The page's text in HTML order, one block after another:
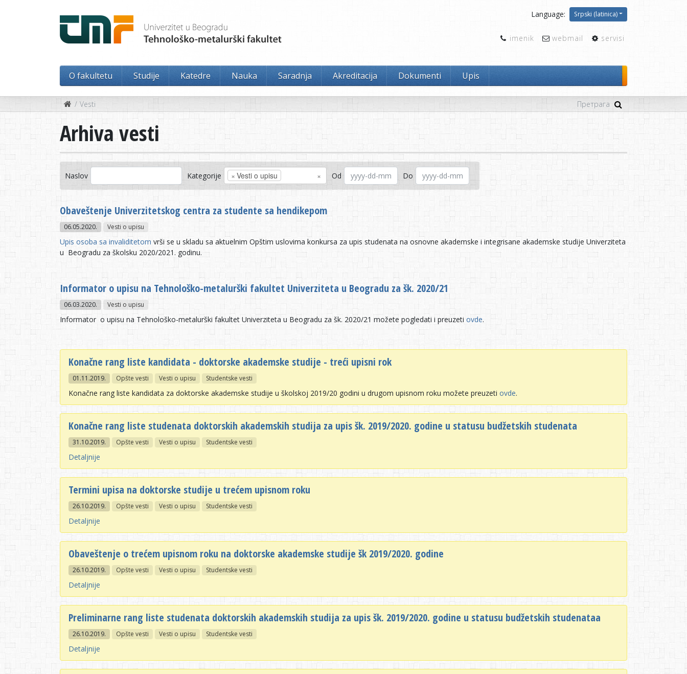
Language: Srpski (latinica)
imenik webmail servisi
O fakultetu Studije Katedre Nauka Saradnja Akreditacija Dokumenti Upis
Vesti
Arhiva vesti
Naslov Kategorije ×
× Vesti o upisu Od Do
Obaveštenje Univerzitetskog centra za studente sa hendikepom
06.05.2020. Vesti o upisu
Upis osoba sa invaliditetom vrši se u skladu sa aktuelnim Opštim uslovima konkursa za upis studenata na osnovne akademske i integrisane akademske studije Univerziteta
u Beogradu za školsku 2020/2021. godinu.
Informator o upisu na Tehnološko-metalurški fakultet Univerziteta u Beogradu za šk. 2020/21
06.03.2020. Vesti o upisu
Informator o upisu na Tehnološko-metalurški fakultet Univerziteta u Beogradu za šk. 2020/21 možete pogledati i preuzeti ovde.
Konačne rang liste kandidata - doktorske akademske studije - treći upisni rok
01.11.2019. Opšte vesti Vesti o upisu Studentske vesti
Konačne rang liste kandidata za doktorske akademske studije u školskoj 2019/20 godini u drugom upisnom roku možete preuzeti ovde.
Konačne rang liste studenata doktorskih akademskih studija za upis šk. 2019/2020. godine u statusu budžetskih studenata
31.10.2019. Opšte vesti Vesti o upisu Studentske vesti
Detaljnije
Termini upisa na doktorske studije u trećem upisnom roku
26.10.2019. Opšte vesti Vesti o upisu Studentske vesti
Detaljnije
Obaveštenje o trećem upisnom roku na doktorske akademske studije šk 2019/2020. godine
26.10.2019. Opšte vesti Vesti o upisu Studentske vesti
Detaljnije
Preliminarne rang liste studenata doktorskih akademskih studija za upis šk. 2019/2020. godine u statusu budžetskih studenataa
26.10.2019. Opšte vesti Vesti o upisu Studentske vesti
Detaljnije